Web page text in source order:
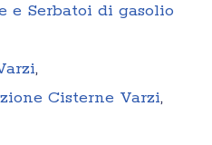
e Serbatoi di gasolio
,
Cisterne Varzi,